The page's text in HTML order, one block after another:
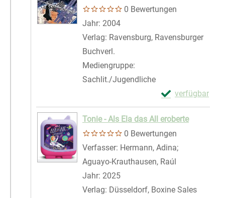
0 Bewertungen
Suche nach diesem Verfasser
Jahr: 2004
Verlag: Ravensburg, Ravensburger
Buchverl.
Mediengruppe:
Sachlit./Jugendliche
verfügbar
Exemplar-
Zum Download
Tonie - Als Ela das All eroberte
0 Bewertungen
Verfasser: Hermann, Adina;
Aguayo-Krauthausen, Raúl
Jahr: 2025
Verlag: Düsseldorf, Boxine Sales